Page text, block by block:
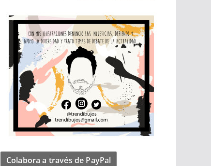
Colabora a través de PayPal